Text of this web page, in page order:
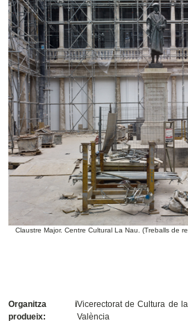
Claustre Major. Centre Cultural La Nau. (Treballs de
Organitza i
produeix:
Vicerectorat de Cultura de
València